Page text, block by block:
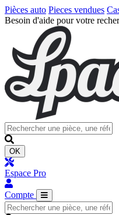
Pièces auto Pieces vendues
Besoin d'aide pour votre
OK
Espace Pro
Compte